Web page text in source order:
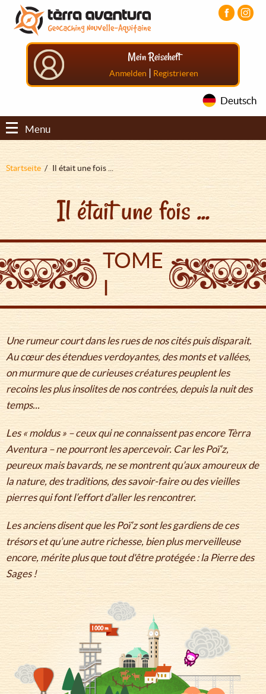
Direkt
zum
Inhalt
Aller
menu
principal
Aller
pied
Mein Reiseheft
Anmelden | Registrieren
Deutsch
Menu
Pfadnavigation
Startseite Il était une fois ...
Il était une fois ...
TOME
I
Une rumeur court dans les rues de nos cités puis disparait.
Au cœur des étendues verdoyantes, des monts et vallées,
on murmure que de curieuses créatures peuplent les
recoins les plus insolites de nos contrées, depuis la nuit des
temps...
Les « moldus » – ceux qui ne connaissent pas encore Tèrra
Aventura – ne pourront les apercevoir. Car les Poï’z,
peureux mais bavards, ne se montrent qu’aux amoureux de
la nature, des traditions, des savoir-faire ou des vieilles
pierres qui font l’effort d’aller les rencontrer.
Les anciens disent que les Poï’z sont les gardiens de ces
trésors et qu’une autre richesse, bien plus merveilleuse
encore, mérite plus que tout d'être protégée : la Pierre des
Sages !